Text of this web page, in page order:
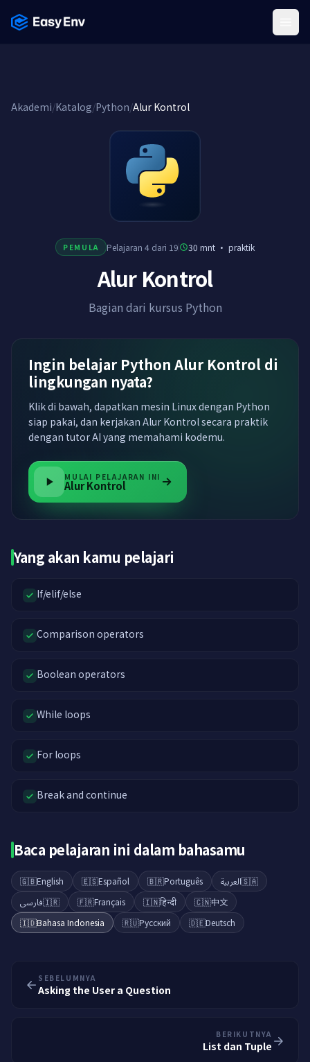
Akademi/Katalog/Python/Alur Kontrol
PEMULA Pelajaran 4 dari 19 30 mnt· praktik
Alur Kontrol
Bagian dari kursus Python
Ingin belajar Python Alur Kontrol di
lingkungan nyata?
Klik di bawah, dapatkan mesin Linux dengan Python
siap pakai, dan kerjakan Alur Kontrol secara praktik
dengan tutor AI yang memahami kodemu.
MULAI PELAJARAN INI
Alur Kontrol
Yang akan kamu pelajari
If/elif/else
Comparison operators
Boolean operators
While loops
For loops
Break and continue
Baca pelajaran ini dalam bahasamu
🇬🇧English 🇪🇸Español 🇧🇷Português 🇸🇦العربية
🇮🇷فارسی 🇫🇷Français 🇮🇳हिन्दी 🇨🇳中文
🇮🇩Bahasa Indonesia 🇷🇺Русский 🇩🇪Deutsch
SEBELUMNYA
Asking the User a Question
BERIKUTNYA
List dan Tuple